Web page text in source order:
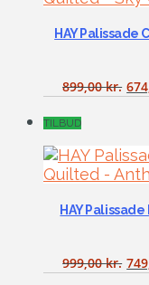
HAY Palissade
899,00kr.
TILBUD
HAY
999,00kr.